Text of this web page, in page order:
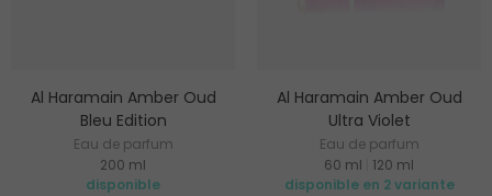
Al Haramain Amber Oud
Bleu Edition
Eau de parfum
200 ml
disponible
Al Haramain Amber Oud
Ultra Violet
Eau de parfum
60 ml
120 ml
disponible en 2 variante